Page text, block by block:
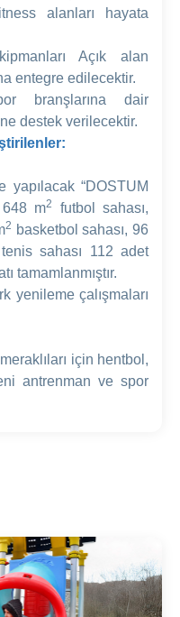
alanları hayata
Açık alan
entegre edilecektir.
branşlarına dair
destek verilecektir.
yapılacak “DOSTUM
648 m2
futbol sahası,
2 basketbol sahası, 96
tenis sahası 112 adet
tamamlanmıştır.
yenileme çalışmaları
için hentbol,
antrenman ve spor